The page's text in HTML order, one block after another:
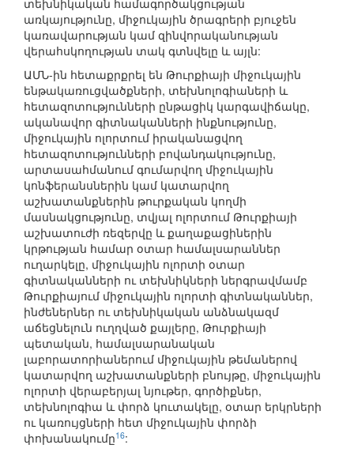
տեխնիկական համագործակցության
առկայությունը, միջուկային ծրագրերի բյուջեն
կառավարության կամ զինվորականության
վերահսկողության տակ գտնվելը և այլն:
ԱՄՆ-ին հետաքրքրել են Թուրքիայի միջուկային
ենթակառուցվածքների, տեխնոլոգիաների և
հետազոտությունների ընթացիկ կարգավիճակը,
ականավոր գիտնականների ինքնությունը,
միջուկային ոլորտում իրականացվող
հետազոտությունների բովանդակությունը,
արտասահմանում գումարվող միջուկային
կոնֆերանսներին կամ կատարվող
աշխատանքներին թուրքական կողմի
մասնակցությունը, տվյալ ոլորտում Թուրքիայի
աշխատուժի ռեզերվը և քաղաքացիներին
կրթության համար օտար համալսարաններ
ուղարկելը, միջուկային ոլորտի օտար
գիտնականների ու տեխնիկների ներգրավմամբ
Թուրքիայում միջուկային ոլորտի գիտնականներ,
ինժեներներ ու տեխնիկական անձնակազմ
աճեցնելուն ուղղված քայլերը, Թուրքիայի
պետական, համալսարանական
լաբորատորիաներում միջուկային թեմաներով
կատարվող աշխատանքների բնույթը, միջուկային
ոլորտի վերաբերյալ նյութեր, գործիքներ,
տեխնոլոգիա և փորձ կուտակելը, օտար երկրների
ու կառույցների հետ միջուկային փորձի
փոխանակումը16: